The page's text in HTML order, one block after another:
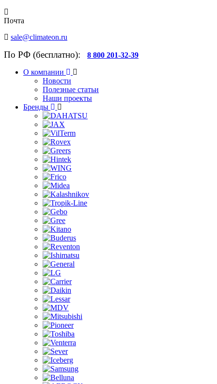
Почта
sale@climateon.ru
По РФ (бесплатно): 8 800 201-32-39
О компании
Новости
Полезные статьи
Наши проекты
Бренды